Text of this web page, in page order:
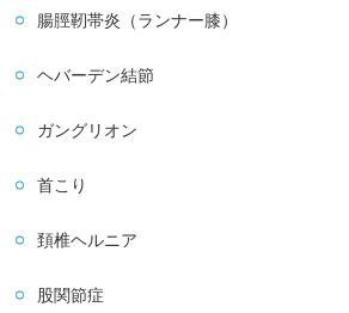
腸脛靭帯炎（ランナー膝）
ヘバーデン結節
ガングリオン
首こり
頚椎ヘルニア
股関節症